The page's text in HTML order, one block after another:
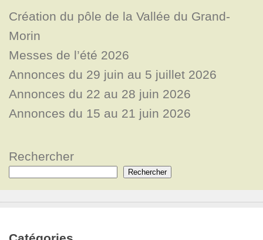
Création du pôle de la Vallée du Grand-
Morin
Messes de l’été 2026
Annonces du 29 juin au 5 juillet 2026
Annonces du 22 au 28 juin 2026
Annonces du 15 au 21 juin 2026
Rechercher
Rechercher